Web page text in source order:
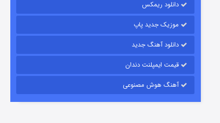
قسمتدانلود ریمکس
موزیک جدید پاپ
دانلود آهنگ جدید
قیمت ایمپلنت دندان
آهنگ هوش مصنوعی